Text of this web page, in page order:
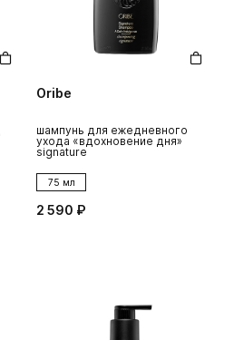
Oribe
шампунь для ежедневного
ухода «вдохновение дня»
signature
75 мл
2 590 ₽